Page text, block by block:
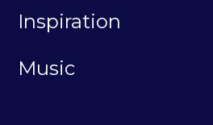
Inspiration
Music